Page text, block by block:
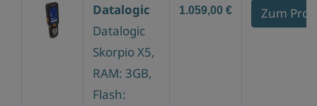
Datalogic
Datalogic
Skorpio X5,
RAM: 3GB,
Flash:
1.059,00 € Zum